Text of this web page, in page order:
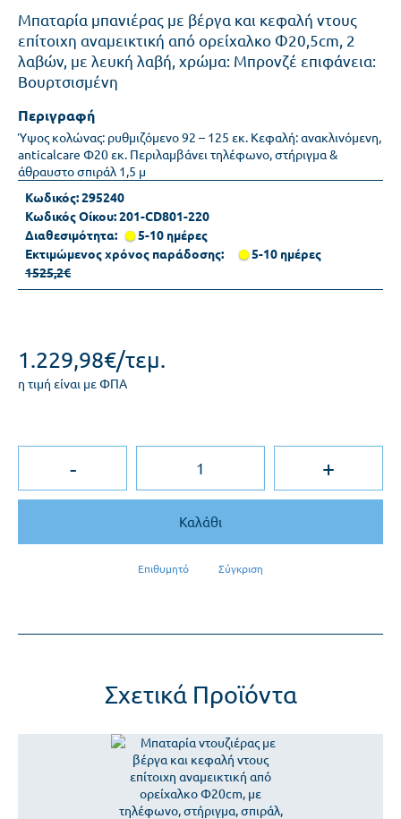
Μπαταρία μπανιέρας με βέργα και κεφαλή ντους
επίτοιχη αναμεικτική από ορείχαλκο Φ20,5cm, 2
λαβών, με λευκή λαβή, χρώμα: Μπρονζέ επιφάνεια:
Βουρτσισμένη
Περιγραφή
Ύψος κολώνας: ρυθμιζόμενο 92 – 125 εκ. Κεφαλή: ανακλινόμενη,
anticalcare Φ20 εκ. Περιλαμβάνει τηλέφωνο, στήριγμα &
άθραυστο σπιράλ 1,5 μ
Κωδικός:295240
Κωδικός Οίκου:201-CD801-220
Διαθεσιμότητα:
5-10 ημέρες
Εκτιμώμενος χρόνος παράδοσης:
5-10 ημέρες
1525,2€
1.229,98€/τεμ.
η τιμή είναι με ΦΠΑ
- +
Καλάθι
Επιθυμητό Σύγκριση
Σχετικά Προϊόντα